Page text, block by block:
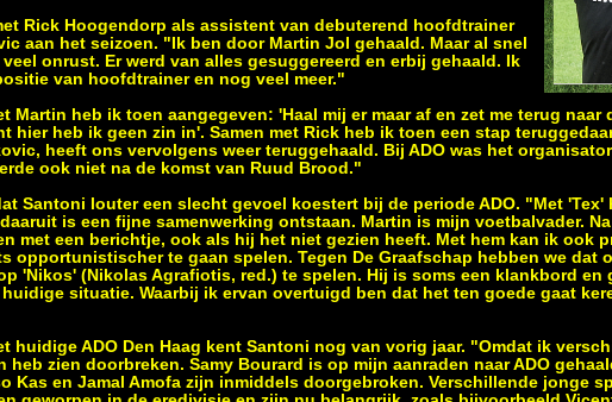
Rick Hoogendorp als assistent van debuterend hoofdtrainer
aan het seizoen. "Ik ben door Martin Jol gehaald. Maar al snel
onrust. Er werd van alles gesuggereerd en erbij gehaald. Ik
van hoofdtrainer en nog veel meer."
Martin heb ik toen aangegeven: 'Haal mij er maar af en zet me terug naar
hier heb ik geen zin in'. Samen met Rick heb ik toen een stap
heeft ons vervolgens weer teruggehaald. Bij ADO was het
ook niet na de komst van Ruud Brood."
Santoni louter een slecht gevoel koestert bij de periode ADO. "Met
is een fijne samenwerking ontstaan. Martin is mijn voetbalvader.
met een berichtje, ook als hij het niet gezien heeft. Met hem kan ik ook
opportunistischer te gaan spelen. Tegen De Graafschap hebben we dat
'Nikos' (Nikolas Agrafiotis, red.) te spelen. Hij is soms een klankbord en
situatie. Waarbij ik ervan overtuigd ben dat het ten goede gaat
huidige ADO Den Haag kent Santoni nog van vorig jaar. "Omdat ik
heb zien doorbreken. Samy Bourard is op mijn aanraden naar ADO
Kas en Jamal Amofa zijn inmiddels doorgebroken. Verschillende jonge